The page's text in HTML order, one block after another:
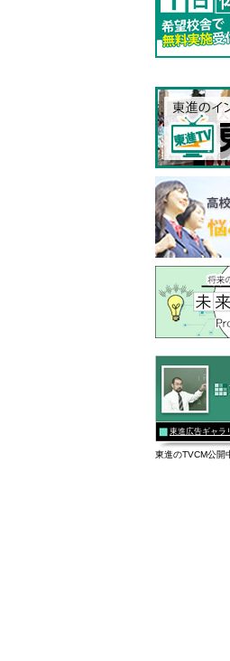
東進広告ギャラ
東進のTVCM公開